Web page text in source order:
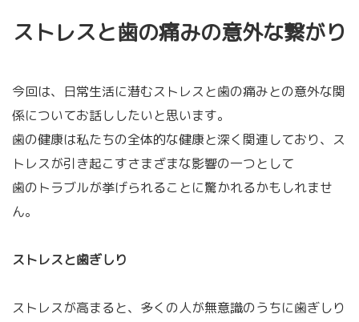
ストレスと歯の痛みの意外な繋がり
今回は、日常生活に潜むストレスと歯の痛みとの意外な関
係についてお話ししたいと思います。
歯の健康は私たちの全体的な健康と深く関連しており、ス
トレスが引き起こすさまざまな影響の一つとして
歯のトラブルが挙げられることに驚かれるかもしれませ
ん。
ストレスと歯ぎしり
ストレスが高まると、多くの人が無意識のうちに歯ぎしり